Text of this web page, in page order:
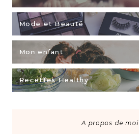
Mode et Beauté
Mon enfant
Recettes Healthy
A propos de moi